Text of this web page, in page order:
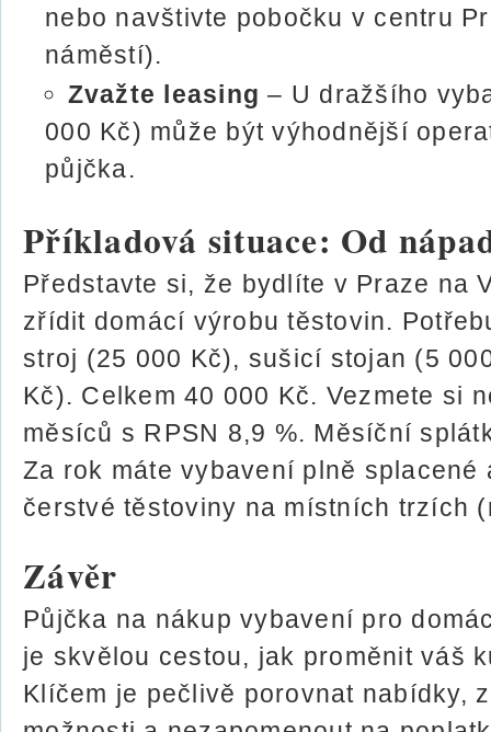
nebo navštivte pobočku v centru
náměstí).
Zvažte leasing – U dražšího
000 Kč) může být výhodnější
půjčka.
Příkladová situace: Od
Představte si, že bydlíte v Praze na
zřídit domácí výrobu těstovin.
stroj (25 000 Kč), sušicí stojan (5
Kč). Celkem 40 000 Kč. Vezmete si
měsíců s RPSN 8,9 %. Měsíční
Za rok máte vybavení plně splacené
čerstvé těstoviny na místních trzích
Závěr
Půjčka na nákup vybavení pro
je skvělou cestou, jak proměnit váš
Klíčem je pečlivě porovnat nabídky,